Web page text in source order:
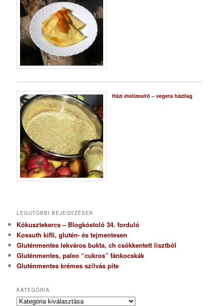
Házi ételízesítő – vegeta házilag
LEGUTÓBBI BEJEGYZÉSEK
Kókusztekercs – Blogkóstoló 34. forduló
Kossuth kifli, glutén- és tejmentesen
Gluténmentes lekváros bukta, ch csökkentett lisztből
Gluténmentes, paleo “cukros” fánkocskák
Gluténmentes krémes szilvás pite
KATEGÓRIA
K